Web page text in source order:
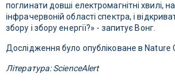
поглинати довші електромагнітні хвилі,
інфрачервоній області спектра, і
збору і збору енергії?» - запитує Вонг.
Дослідження було опубліковане в Nature
Література: ScienceAlert